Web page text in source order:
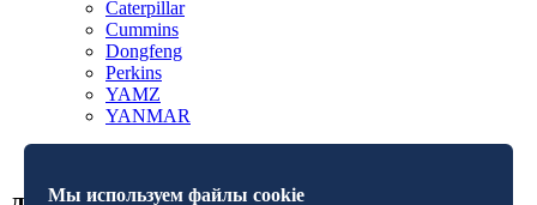
Caterpillar
Cummins
Dongfeng
Perkins
YAMZ
YANMAR
Мы используем файлы cookie